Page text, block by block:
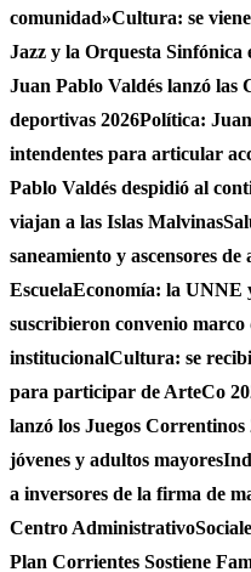
comunidad»Cultura: se
Jazz y la Orquesta Sinfónica
Juan Pablo Valdés lanzó las
deportivas 2026Política:
intendentes para articular
Pablo Valdés despidió al
viajan a las Islas Malvinas
saneamiento y ascensores
EscuelaEconomía: la UNNE
suscribieron convenio marco
institucionalCultura: se
para participar de ArteCo
lanzó los Juegos
jóvenes y adultos mayores
a inversores de la firma de
Centro Administrativo
Plan Corrientes Sostiene